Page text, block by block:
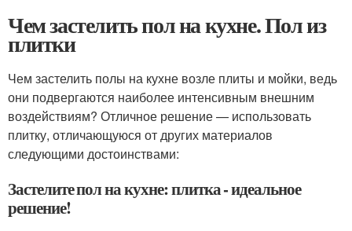
Чем застелить пол на кухне. Пол из
плитки
Чем застелить полы на кухне возле плиты и мойки, ведь
они подвергаются наиболее интенсивным внешним
воздействиям? Отличное решение — использовать
плитку, отличающуюся от других материалов
следующими достоинствами:
Застелите пол на кухне: плитка - идеальное
решение!